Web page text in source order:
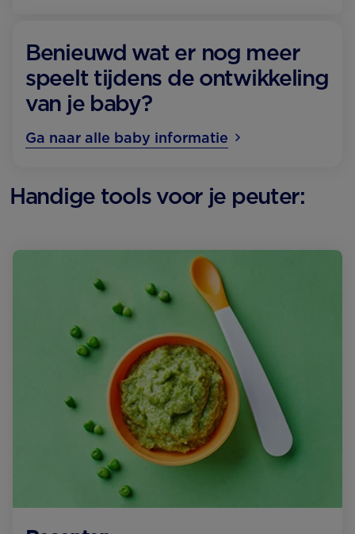
Benieuwd wat er nog meer
speelt tijdens de ontwikkeling
van je baby?
Ga naar alle baby informatie
Handige tools voor je peuter: